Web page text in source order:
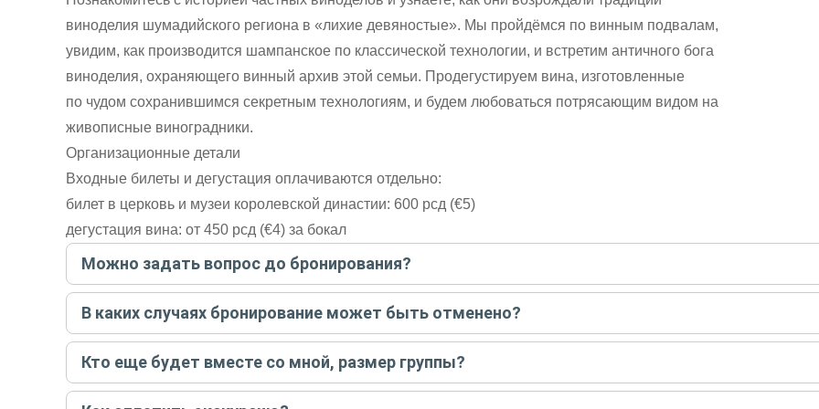
виноделия шумадийского региона в «лихие девяностые». Мы пройдёмся по винным подвалам,
увидим, как производится шампанское по классической технологии, и встретим античного бога
виноделия, охраняющего винный архив этой семьи. Продегустируем вина, изготовленные
по чудом сохранившимся секретным технологиям, и будем любоваться потрясающим видом на
живописные виноградники.
Организационные детали
Входные билеты и дегустация оплачиваются отдельно:
билет в церковь и музеи королевской династии: 600 рсд (€5)
дегустация вина: от 450 рсд (€4) за бокал
Можно задать вопрос до бронирования?
Достаточно перейти по ссылке «Задать вопрос» и написать гиду. Платить при этом не нужно. Сначала согласуйте с
бронируйте экскурсию.Задать вопрос.
В каких случаях бронирование может быть отменено?
Только в случае неблагоприятных погодных условий, например, если экскурсия на кораблике, а по прогнозу погоды
вас об отмене, а мы вернем предоплату на карту. Во всех остальных случаях экскурсия состоится.
Кто еще будет вместе со мной, размер группы?
Если экскурсия индивидуальная, гид проведет встречу только для вас и вашей компании. Если групповая — на